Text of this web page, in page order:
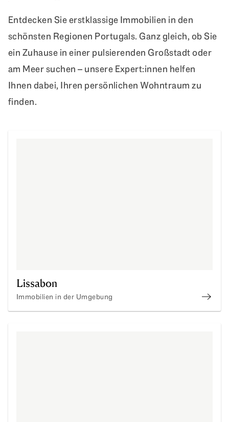
Entdecken Sie erstklassige Immobilien in den
schönsten Regionen Portugals. Ganz gleich, ob Sie
ein Zuhause in einer pulsierenden Großstadt oder
am Meer suchen – unsere Expert:innen helfen
Ihnen dabei, Ihren persönlichen Wohntraum zu
finden.
Lissabon
Immobilien in der Umgebung